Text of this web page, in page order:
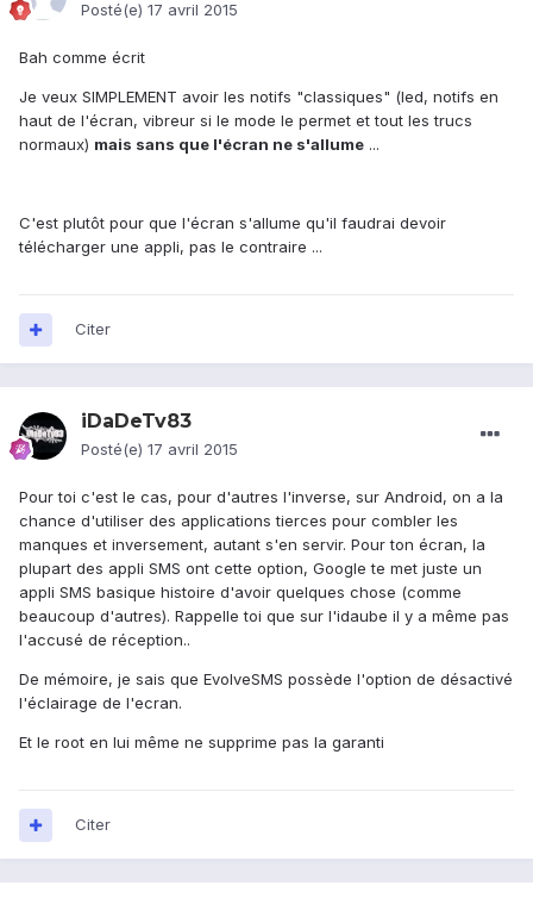
Posté(e) 17 avril 2015
Bah comme écrit
Je veux SIMPLEMENT avoir les notifs "classiques" (led, notifs en
haut de l'écran, vibreur si le mode le permet et tout les trucs
normaux) mais sans que l'écran ne s'allume ...
C'est plutôt pour que l'écran s'allume qu'il faudrai devoir
télécharger une appli, pas le contraire ...
Citer
iDaDeTv83
Posté(e) 17 avril 2015
Pour toi c'est le cas, pour d'autres l'inverse, sur Android, on a la
chance d'utiliser des applications tierces pour combler les
manques et inversement, autant s'en servir. Pour ton écran, la
plupart des appli SMS ont cette option, Google te met juste un
appli SMS basique histoire d'avoir quelques chose (comme
beaucoup d'autres). Rappelle toi que sur l'idaube il y a même pas
l'accusé de réception..
De mémoire, je sais que EvolveSMS possède l'option de désactivé
l'éclairage de l'ecran.
Et le root en lui même ne supprime pas la garanti
Citer